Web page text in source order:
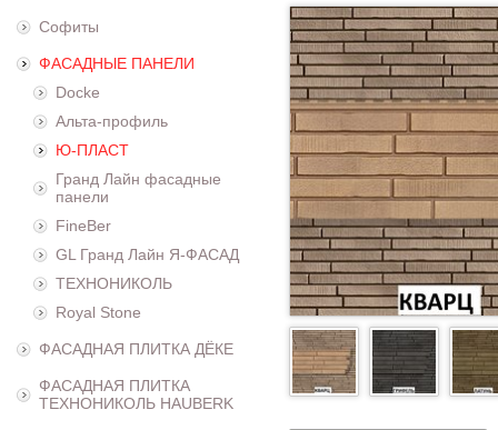
Софиты
ФАСАДНЫЕ ПАНЕЛИ
Docke
Альта-профиль
Ю-ПЛАСТ
Гранд Лайн фасадные
панели
FineBer
GL Гранд Лайн Я-ФАСАД
ТЕХНОНИКОЛЬ
Royal Stone
ФАСАДНАЯ ПЛИТКА ДЁКЕ
ФАСАДНАЯ ПЛИТКА
ТЕХНОНИКОЛЬ HAUBERK